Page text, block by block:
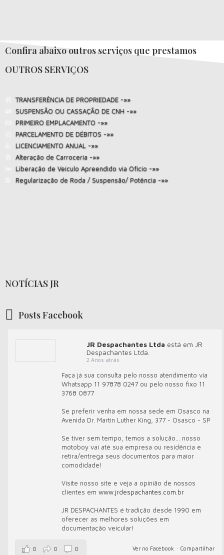
Confira abaixo outros serviços que prestamos
OUTROS SERVIÇOS
TRANSFERÊNCIA DE PROPRIEDADE -»»
SUSPENSÃO OU CASSAÇÃO DE CNH -»»
PRIMEIRO EMPLACAMENTO -»»
PARCELAMENTO DE DÉBITOS -»»
LICENCIAMENTO ANUAL -»»
Alteração de Carroceria -»»
Liberação de Veículo Apreendido via Ofício -»»
Regularização de Roda / Suspensão/ Potência -»»
NOTÍCIAS JR
Posts Facebook
JR Despachantes Ltda está em JR
Despachantes Ltda.
2 Anos atrás
Faça já sua consulta pelo nosso atendimento via
Whatsapp 11 97878 0247 ou pelo nosso fixo 11
3768 0877
Se preferir venha em nossa sede em Osasco na
Avenida Dr. Martin Luther King, 377 - Osasco - SP
Se tiver sem tempo, temos a solução... nosso
motoboy vai até sua empresa ou residência e
retira/entrega seus documentos para maior
comodidade!
Visite nosso site e veja a opinião de nossos
clientes em www.jrdespachantes.com.br
JR DESPACHANTES é tradição desde 1990 em
oferecer as melhores soluções em
documentação veicular!
Ver no Facebook · Compartilhar
0 0 0